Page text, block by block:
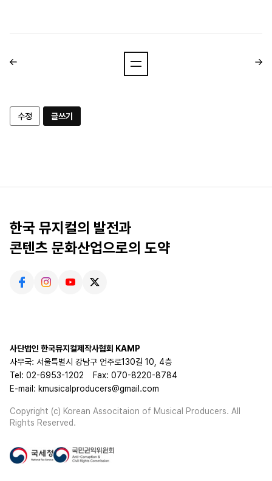
수정 글쓰기
한국 뮤지컬의 발전과
콘텐츠 문화산업으로의 도약
사단법인 한국뮤지컬제작사협회 KAMP
사무국: 서울특별시 강남구 언주로130길 10, 4층
Tel: 02-6953-1202
Fax: 070-8220-8784
E-mail: kmusicalproducers@gmail.com
Copyright (c) Korean Associtaion of Musical Producers. All
Rights Reserved.